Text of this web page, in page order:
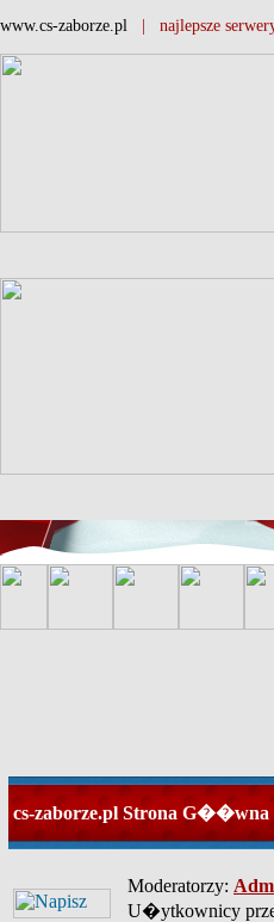
www.cs-zaborze.pl | najlepsze
cs-zaborze.pl Strona G��wna
Moderatorzy:
U�ytkownicy